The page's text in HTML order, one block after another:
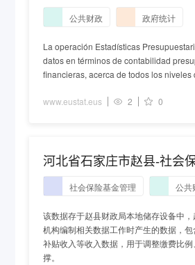
公共财政 政府统计
La operación Estadísticas
datos en términos de contabilidad
financieras, acerca de todos los
www.eustat.eus 2 0
河北省石家庄市赵县-社会
决算总表数据
社会保险基金管理 公共
该数据存于赵县财政局本地储存设备中
机构编制相关数据工作时产生的数据，
补贴收入等收入数据，用于调整缴费比
撑。